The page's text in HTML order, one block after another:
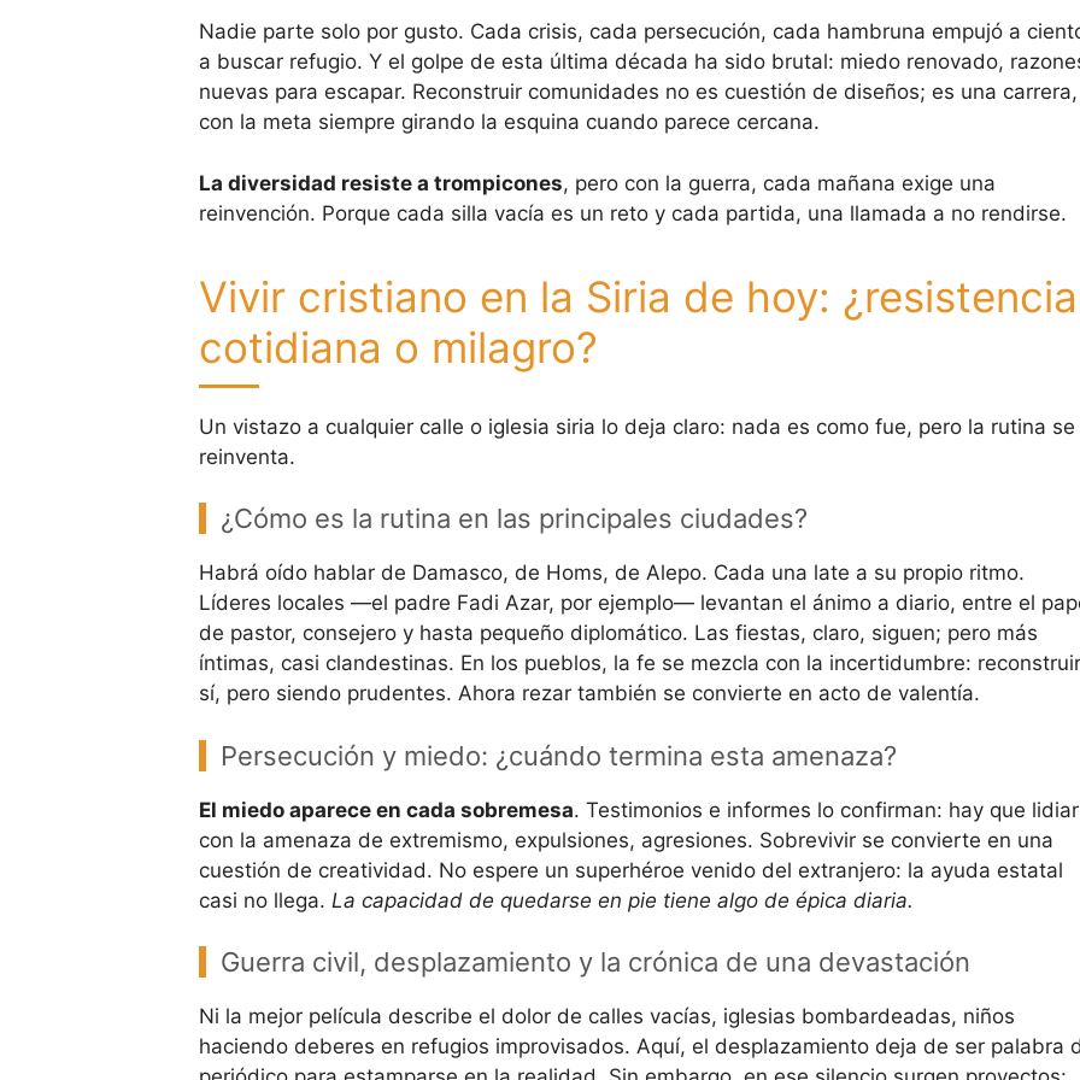
Nadie parte solo por gusto. Cada crisis, cada persecución, cada hambruna empujó a
a buscar refugio. Y el golpe de esta última década ha sido brutal: miedo renovado,
nuevas para escapar. Reconstruir comunidades no es cuestión de diseños; es una carrera,
con la meta siempre girando la esquina cuando parece cercana.
La diversidad resiste a trompicones, pero con la guerra, cada mañana exige una
reinvención. Porque cada silla vacía es un reto y cada partida, una llamada a no rendirse.
Vivir cristiano en la Siria de hoy: ¿resistencia
cotidiana o milagro?
Un vistazo a cualquier calle o iglesia siria lo deja claro: nada es como fue, pero la rutina se
reinventa.
¿Cómo es la rutina en las principales ciudades?
Habrá oído hablar de Damasco, de Homs, de Alepo. Cada una late a su propio ritmo.
Líderes locales —el padre Fadi Azar, por ejemplo— levantan el ánimo a diario, entre el
de pastor, consejero y hasta pequeño diplomático. Las fiestas, claro, siguen; pero más
íntimas, casi clandestinas. En los pueblos, la fe se mezcla con la incertidumbre:
sí, pero siendo prudentes. Ahora rezar también se convierte en acto de valentía.
Persecución y miedo: ¿cuándo termina esta amenaza?
El miedo aparece en cada sobremesa. Testimonios e informes lo confirman: hay que lidiar
con la amenaza de extremismo, expulsiones, agresiones. Sobrevivir se convierte en una
cuestión de creatividad. No espere un superhéroe venido del extranjero: la ayuda estatal
casi no llega. La capacidad de quedarse en pie tiene algo de épica diaria.
Guerra civil, desplazamiento y la crónica de una devastación
Ni la mejor película describe el dolor de calles vacías, iglesias bombardeadas, niños
haciendo deberes en refugios improvisados. Aquí, el desplazamiento deja de ser palabra